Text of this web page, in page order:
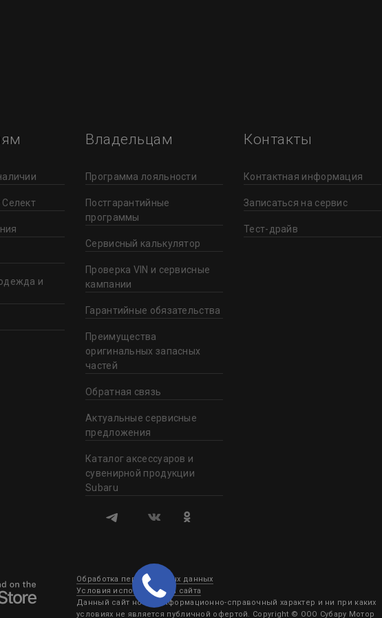
и
Владельцам
Программа лояльности
Постгарантийные
программы
Сервисный калькулятор
Проверка VIN и сервисные
кампании
Гарантийные обязательства
Преимущества
оригинальных запасных
частей
Обратная связь
Актуальные сервисные
предложения
Каталог аксессуаров и
сувенирной продукции
Subaru
Контакты
Контактная информация
Записаться на сервис
Тест-драйв
Обработка персональных данных
Условия использования сайта
Данный сайт носит информационно-справочный характер и ни при каких
условиях не является публичной офертой. Copyright © ООО Субару Мотор